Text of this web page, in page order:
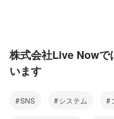
株式会社Live Nowで
います
SNS システム